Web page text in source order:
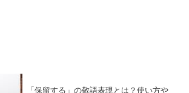
「保留する」の敬語表現とは？使い方や